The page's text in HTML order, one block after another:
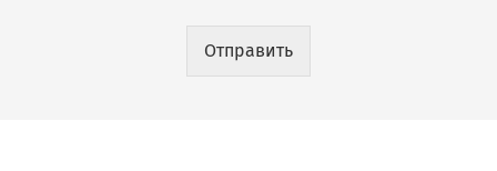
Отправить